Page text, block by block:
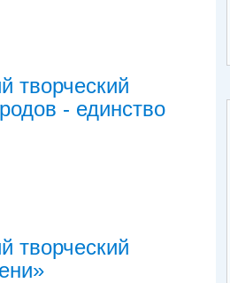
творческий
- единство
творческий